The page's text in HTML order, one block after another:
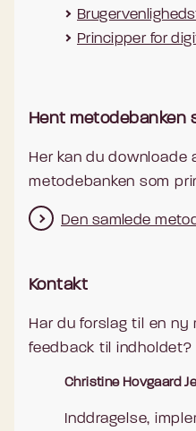
Principper for
Hent metodebanken
Her kan du downloade
metodebanken som
Den samlede
Kontakt
Har du forslag til en ny
feedback til indholdet?
Christine Hovgaard
Inddragelse,